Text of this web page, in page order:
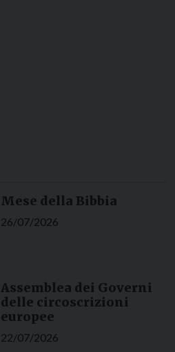
Mese della Bibbia
26/07/2026
Assemblea dei Governi
delle circoscrizioni
europee
22/07/2026